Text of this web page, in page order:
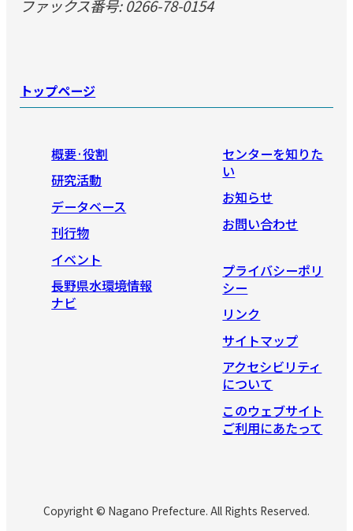
ファックス番号: 0266-78-0154
トップページ
概要·役割
研究活動
データベース
刊行物
イベント
長野県水環境情報
ナビ
センターを知りた
い
お知らせ
お問い合わせ
プライバシーポリ
シー
リンク
サイトマップ
アクセシビリティ
について
このウェブサイト
ご利用にあたって
Copyright © Nagano Prefecture. All Rights Reserved.